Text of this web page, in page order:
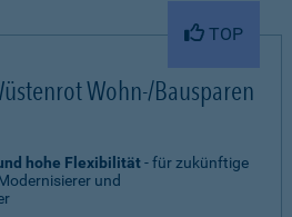
TOP
Wohn-/Bausparen
hohe Flexibilität- für zukünftige
und